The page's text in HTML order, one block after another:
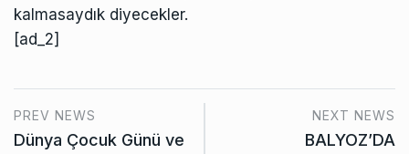
kalmasaydık diyecekler.
[ad_2]
PREV NEWS
Dünya Çocuk Günü ve
NEXT NEWS
BALYOZ’DA